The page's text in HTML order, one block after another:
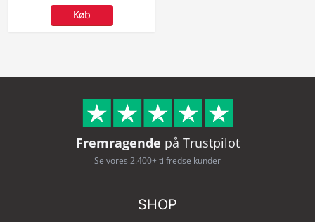
Køb
Fremragende på Trustpilot
Se vores 2.400+ tilfredse kunder
SHOP